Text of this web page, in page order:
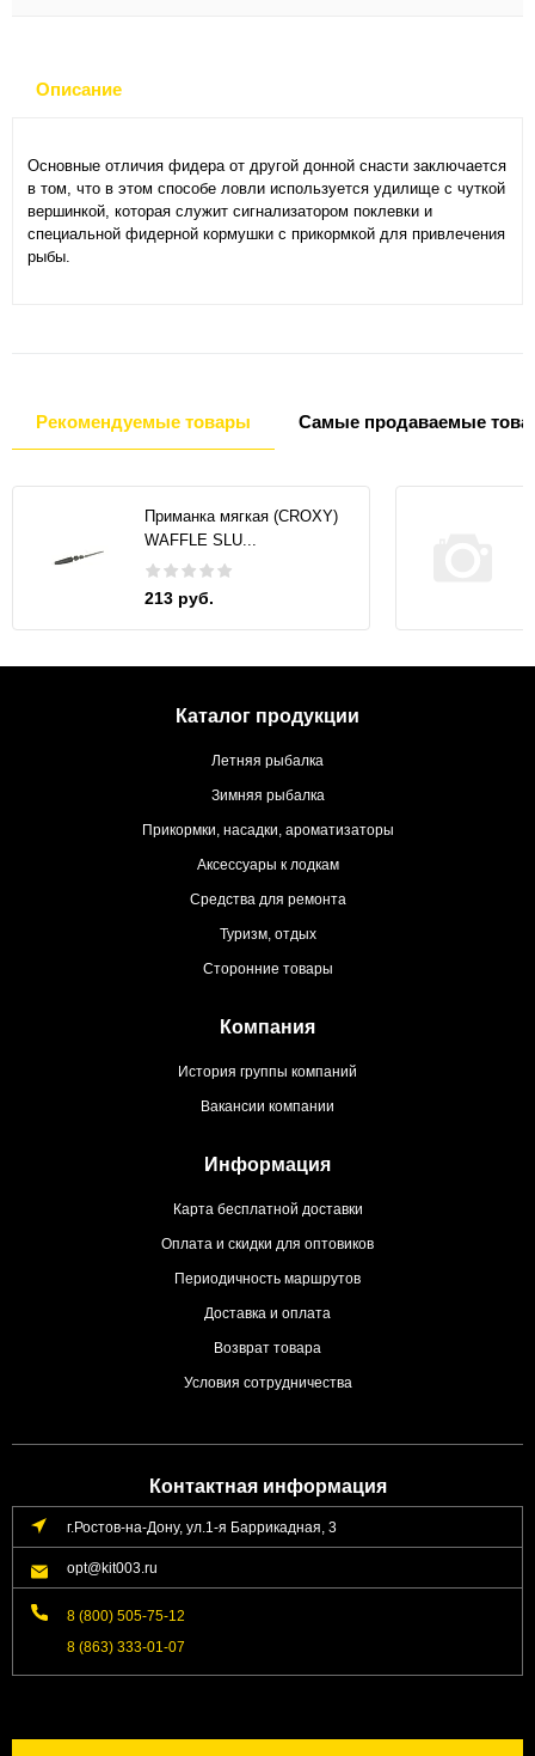
Описание
Основные отличия фидера от другой донной снасти заключается
в том, что в этом способе ловли используется удилище с чуткой
вершинкой, которая служит сигнализатором поклевки и
специальной фидерной кормушки с прикормкой для привлечения
рыбы.
Рекомендуемые товары Самые продаваемые
Приманка мягкая (CROXY)
WAFFLE SLU...
213 руб.
Каталог продукции
Летняя рыбалка
Зимняя рыбалка
Прикормки, насадки, ароматизаторы
Аксессуары к лодкам
Средства для ремонта
Туризм, отдых
Сторонние товары
Компания
История группы компаний
Вакансии компании
Информация
Карта бесплатной доставки
Оплата и скидки для оптовиков
Периодичность маршрутов
Доставка и оплата
Возврат товара
Условия сотрудничества
Контактная информация
г.Ростов-на-Дону, ул.1-я Баррикадная, 3
opt@kit003.ru
8 (800) 505-75-12
8 (863) 333-01-07